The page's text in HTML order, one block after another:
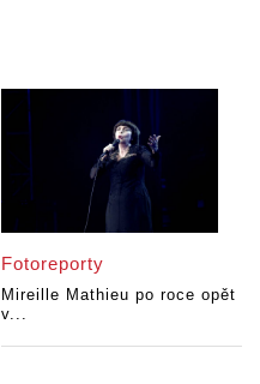
Fotoreporty
Mireille Mathieu po roce opět
v...